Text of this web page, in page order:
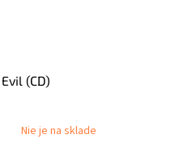
(CD)
Nie je na sklade